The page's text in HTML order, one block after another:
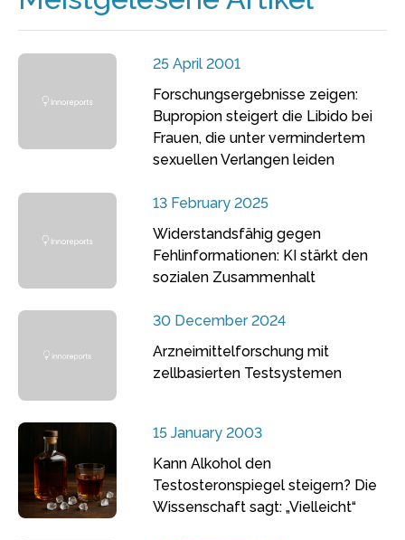
25 April 2001
Forschungsergebnisse zeigen:
Bupropion steigert die Libido bei
Frauen, die unter vermindertem
sexuellen Verlangen leiden
13 February 2025
Widerstandsfähig gegen
Fehlinformationen: KI stärkt den
sozialen Zusammenhalt
30 December 2024
Arzneimittelforschung mit
zellbasierten Testsystemen
15 January 2003
Kann Alkohol den
Testosteronspiegel steigern? Die
Wissenschaft sagt: „Vielleicht“